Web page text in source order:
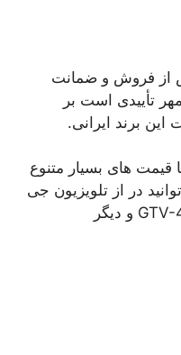
از فروش و ضمانت
تأییدی است بر
برند ایرانی.
قیمت ‌های بسیار متنوع
در از تلویزیون جی
پلاس 43 اینچ مدل GTV-43PH416N و دیگر